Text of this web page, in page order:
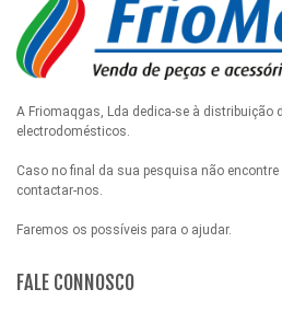
A Friomaqgas, Lda dedica-se à distribuição
electrodomésticos.
Caso no final da sua pesquisa não encontre
contactar-nos.
Faremos os possíveis para o ajudar.
FALE CONNOSCO